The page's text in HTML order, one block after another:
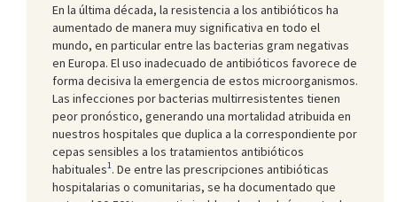
En la última década, la resistencia a los antibióticos ha
aumentado de manera muy significativa en todo el
mundo, en particular entre las bacterias gram negativas
en Europa. El uso inadecuado de antibióticos favorece de
forma decisiva la emergencia de estos microorganismos.
Las infecciones por bacterias multirresistentes tienen
peor pronóstico, generando una mortalidad atribuida en
nuestros hospitales que duplica a la correspondiente por
cepas sensibles a los tratamientos antibióticos
habituales1. De entre las prescripciones antibióticas
hospitalarias o comunitarias, se ha documentado que